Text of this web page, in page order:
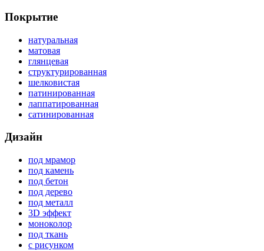
Покрытие
натуральная
матовая
глянцевая
структурированная
шелковистая
патинированная
лаппатированная
сатинированная
Дизайн
под мрамор
под камень
под бетон
под дерево
под металл
3D эффект
моноколор
под ткань
с рисунком